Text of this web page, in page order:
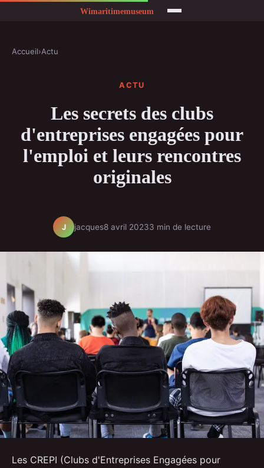
Accueil›Actu
ACTU
Les secrets des clubs
d'entreprises engagées pour
l'emploi et leurs rencontres
originales
J jacques8 avril 20233 min de lecture
Les CREPI (Clubs d'Entreprises Engagées pour